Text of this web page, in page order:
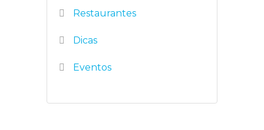
Restaurantes
Dicas
Eventos